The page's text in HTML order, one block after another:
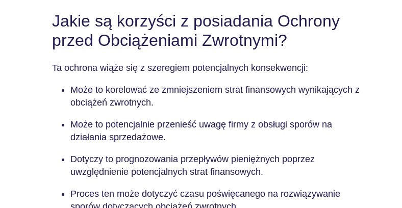
Jakie są korzyści z posiadania Ochrony
przed Obciążeniami Zwrotnymi?
Ta ochrona wiąże się z szeregiem potencjalnych konsekwencji:
Może to korelować ze zmniejszeniem strat finansowych wynikających z
obciążeń zwrotnych.
Może to potencjalnie przenieść uwagę firmy z obsługi sporów na
działania sprzedażowe.
Dotyczy to prognozowania przepływów pieniężnych poprzez
uwzględnienie potencjalnych strat finansowych.
Proces ten może dotyczyć czasu poświęcanego na rozwiązywanie